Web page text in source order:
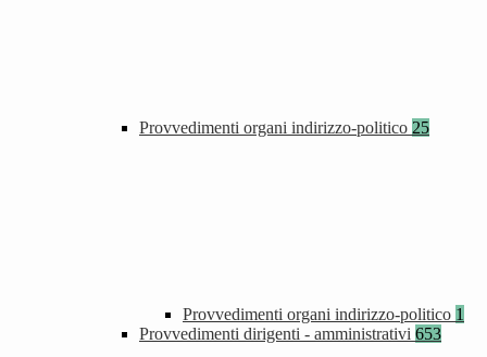
Provvedimenti organi indirizzo-politico 25
Provvedimenti organi indirizzo-politico 1
Provvedimenti dirigenti - amministrativi 653